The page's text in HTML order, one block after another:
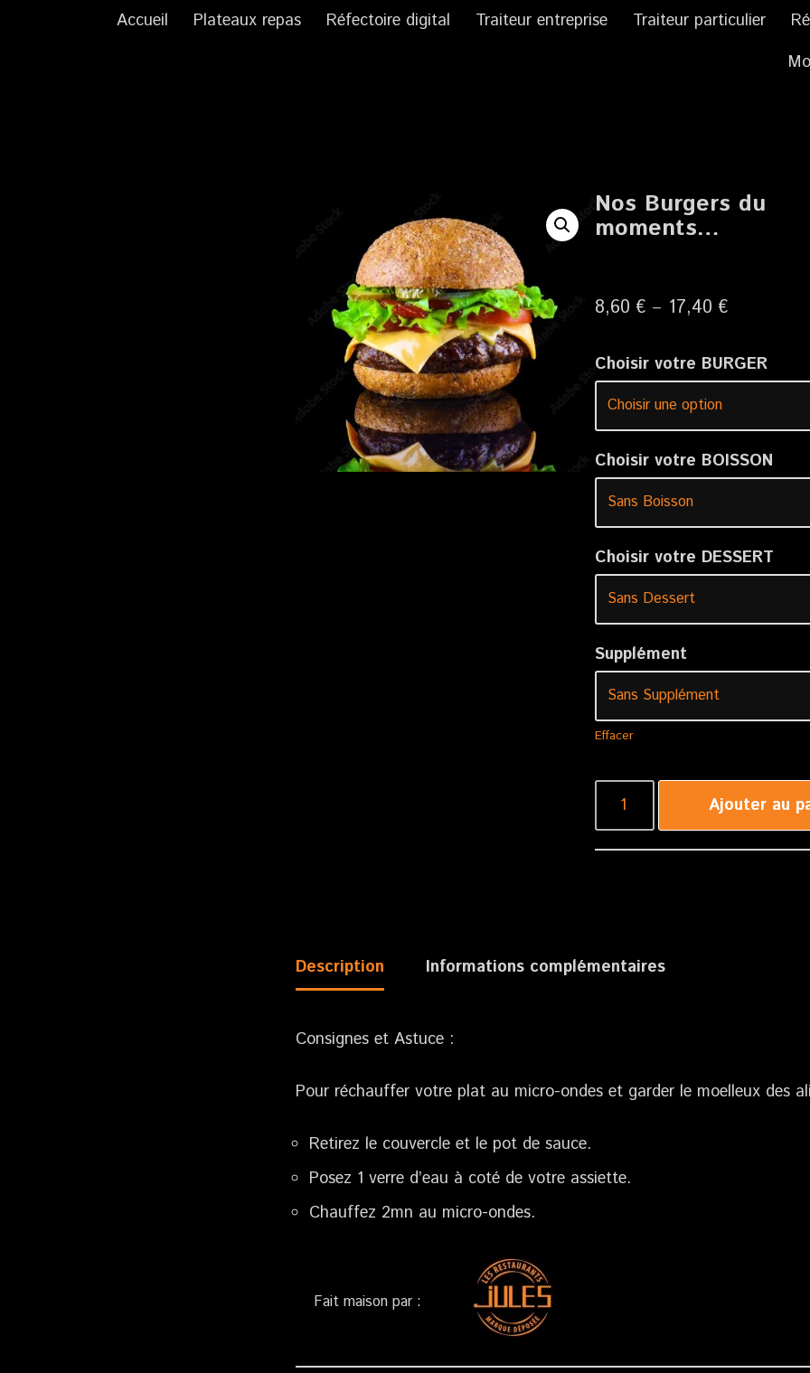
Accueil Plateaux repas Réfectoire digital Traiteur entreprise Traiteur particulier
Nos Burgers du
moments…
8,60€ – 17,40€
Choisir votre BURGER
Choisir votre BOISSON
Choisir votre DESSERT
Supplément
Effacer
Ajouter au
Description Informations complémentaires
Consignes et Astuce :
Pour réchauffer votre plat au micro-ondes et garder le moelleux des
Retirez le couvercle et le pot de sauce.
Posez 1 verre d’eau à coté de votre assiette.
Chauffez 2mn au micro-ondes.
Fait maison par :